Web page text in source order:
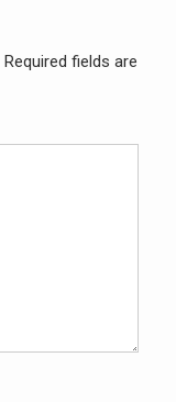
Required fields are